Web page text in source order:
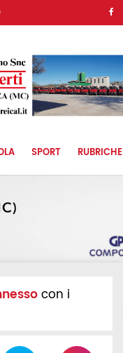
SPORT RUBRICHE
con i